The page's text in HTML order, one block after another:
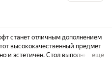
станет отличным дополнением
высококачественный предмет
и эстетичен. Стол выполнен изещё